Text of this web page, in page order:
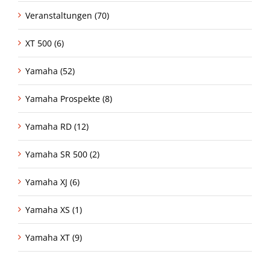
Veranstaltungen (70)
XT 500 (6)
Yamaha (52)
Yamaha Prospekte (8)
Yamaha RD (12)
Yamaha SR 500 (2)
Yamaha XJ (6)
Yamaha XS (1)
Yamaha XT (9)